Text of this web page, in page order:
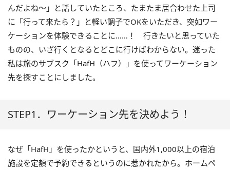
んだよね～」と話していたところ、たまたま居合わせた上司
に「行って来たら？」と軽い調子でOKをいただき、突如ワー
ケーションを体験できることに……！ 行きたいと思っていた
ものの、いざ行くとなるとどこに行けばわからない。迷った
私は旅のサブスク「HafH （ハフ）」を使ってワーケーション
先を探すことにしました。
STEP1．ワーケーション先を決めよう！
なぜ「HafH 」を使ったかというと、国内外1,000以上の宿泊
施設を定額で予約できるというのに惹かれたから。ホームペ